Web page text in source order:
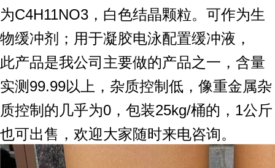
为C4H11NO3 ，白色结晶颗粒。可作为生
物缓冲剂；用于凝胶电泳配置缓冲液，
此产品是我公司主要做的产品之一，含量
实测99.99以上，杂质控制低，像重金属杂
质控制的几乎为0，包装25kg/桶的，1公斤
也可出售，欢迎大家随时来电咨询。